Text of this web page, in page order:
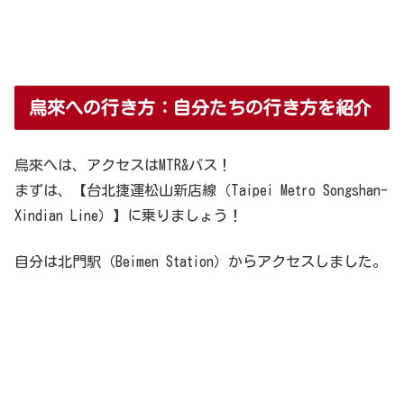
烏來への行き方：自分たちの行き方を紹介
烏來へは、アクセスはMTR&バス！
まずは、【台北捷運松山新店線（Taipei Metro Songshan-
Xindian Line）】に乗りましょう！
自分は北門駅（Beimen Station）からアクセスしました。